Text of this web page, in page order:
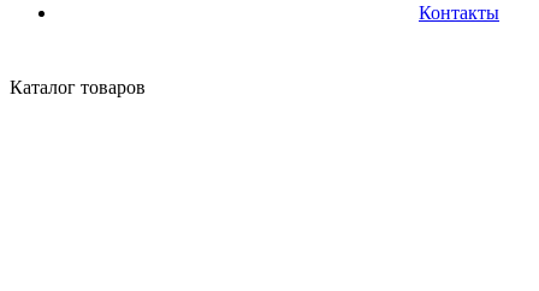
Контакты
Каталог товаров